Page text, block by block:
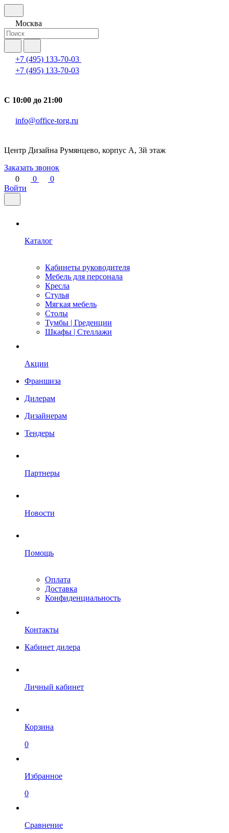
Москва
+7 (495) 133-70-03
+7 (495) 133-70-03
С 10:00 до 21:00
info@office-torg.ru
Центр Дизайна Румянцево, корпус А, 3й этаж
Заказать звонок
0
0
0
Войти
Каталог
Кабинеты руководителя
Мебель для персонала
Кресла
Стулья
Мягкая мебель
Столы
Тумбы | Греденции
Шкафы | Стеллажи
Акции
Франшиза
Дилерам
Дизайнерам
Тендеры
Партнеры
Новости
Помощь
Оплата
Доставка
Конфиденциальность
Контакты
Кабинет дилера
Личный кабинет
Корзина
0
Избранное
0
Сравнение